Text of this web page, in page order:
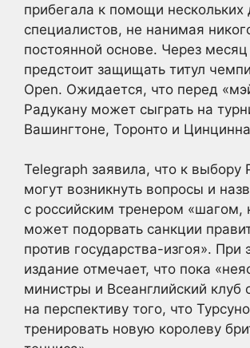
прибегала к помощи нескольких
специалистов, не нанимая
постоянной основе. Через
предстоит защищать титул
Open. Ожидается, что перед
Радукану может сыграть на
Вашингтоне, Торонто и
Telegraph заявила, что к выбору
могут возникнуть вопросы и
с российским тренером «шагом,
может подорвать санкции
против государства-изгоя». При
издание отмечает, что пока
министры и Всеанглийский клуб
на перспективу того, что
тренировать новую королеву